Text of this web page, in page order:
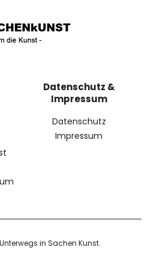
Datenschutz &
Impressum
Datenschutz
Impressum
in Sachen Kunst